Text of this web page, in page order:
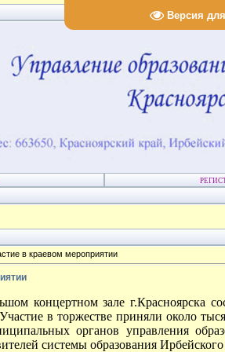
Версия
в краевом мероприятии
концертном зале г.Красноярска
в торжестве приняли около
органов управления
системы образования